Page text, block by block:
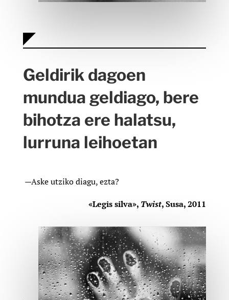
Geldirik dagoen
mundua geldiago, bere
bihotza ere halatsu,
lurruna leihoetan
—Aske utziko diagu, ezta?
«Legis silva», Twist, Susa, 2011